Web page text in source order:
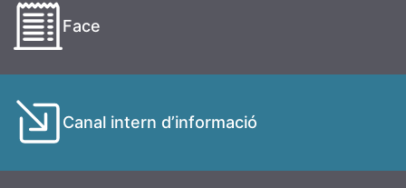
Face
Canal intern d’informació